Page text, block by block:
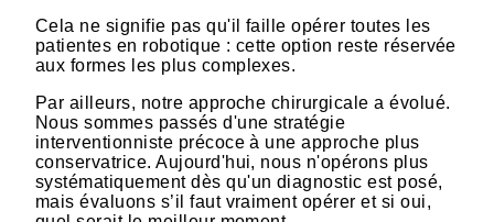
Cela ne signifie pas qu'il faille opérer toutes les
patientes en robotique : cette option reste réservée
aux formes les plus complexes.
Par ailleurs, notre approche chirurgicale a évolué.
Nous sommes passés d'une stratégie
interventionniste précoce à une approche plus
conservatrice. Aujourd'hui, nous n'opérons plus
systématiquement dès qu'un diagnostic est posé,
mais évaluons s’il faut vraiment opérer et si oui,